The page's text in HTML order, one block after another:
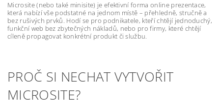
Microsite (nebo také minisite) je efektivní forma online prezentace,
která nabízí vše podstatné na jednom místě – přehledně, stručně a
bez rušivých prvků. Hodí se pro podnikatele, kteří chtějí jednoduchý,
funkční web bez zbytečných nákladů, nebo pro firmy, které chtějí
cíleně propagovat konkrétní produkt či službu.
PROČ SI NECHAT VYTVOŘIT
MICROSITE?